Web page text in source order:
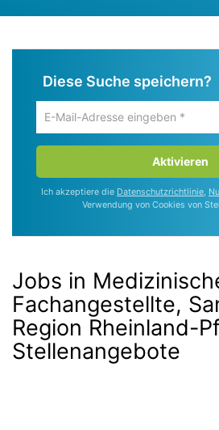
Diese Suche speichern?
Um
die
aktuelle
zu
speichern
deine
ein
Aktivieren
Ich akzeptiere die Datenschutzrichtlinie,
Verwendung von Cookies von
Jobs in
Fachangestellte,
Region Rheinland-
Stellenangebote